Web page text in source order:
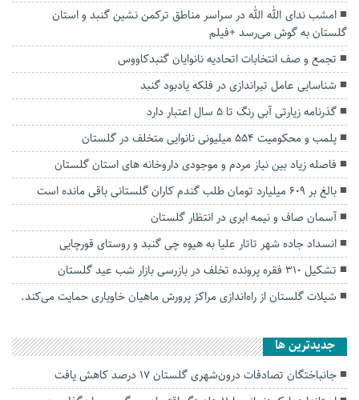
امشب ندای الله الله در سراسر مناطق ترکمن نشین گنبد و استان
گلستان به گوش می‌رسد +فیلم
تجمع و صف انتخابات اتحادیه نانوایان گنبدکاووس
شناسایی عامل تیراندازی در فلکه یادبود گنبد
گذرنامه زیارتی آبی رنگ تا ۵ سال اعتبار دارد
پلمب و محکومیت ۵۵۴ میلیونی نانوایی متخلف در گلستان
فاصله زیاد بین نیاز مردم و موجودی داروخانه های استان گلستان
بالغ بر ۶۰۹ میلیارد تومان طلب گندم کاران گلستانی باقی مانده است
آسمان صاف و نیمه ابری در انتظار گلستان
انسداد جاده شهر تاتار علیا به هیوه چی گنبد و روستای قورچایی
تشکیل ۳۱۰ فقره پرونده تخلف در بازرسی‌ بازار شب عید گلستان
شیلات گلستان از راه‌اندازی مراکز پرورش ماهیان خاویاری حمایت می‌کند.
جديدترين ها
جانباختگان تصادفات درون‌شهری گلستان ۱۷ درصد کاهش یافت